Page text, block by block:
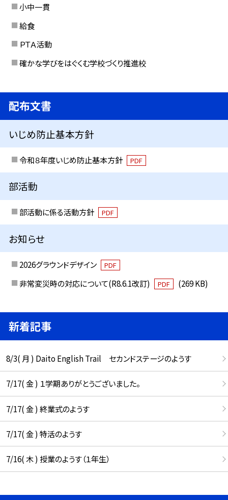
小中一貫
給食
ＰＴＡ活動
確かな学びをはぐくむ学校づくり推進校
配布文書
いじめ防止基本方針
令和８年度いじめ防止基本方針 PDF
部活動
部活動に係る活動方針 PDF
お知らせ
2026グラウンドデザイン PDF
非常変災時の対応について(R8.6.1改訂) PDF (269 KB)
新着記事
8/3( 月 ) Daito English Trail セカンドステージのようす
7/17( 金 ) １学期ありがとうございました。
7/17( 金 ) 終業式のようす
7/17( 金 ) 特活のようす
7/16( 木 ) 授業のようす（１年生）